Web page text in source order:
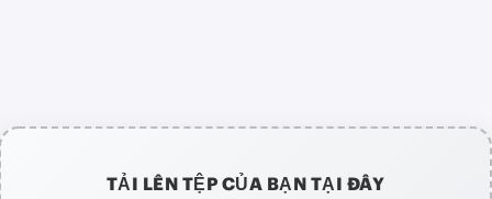
TẢI LÊN TỆP CỦA BẠN TẠI ĐÂY